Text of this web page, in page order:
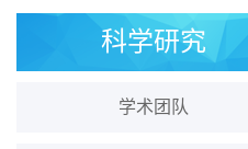
科学研究
学术团队